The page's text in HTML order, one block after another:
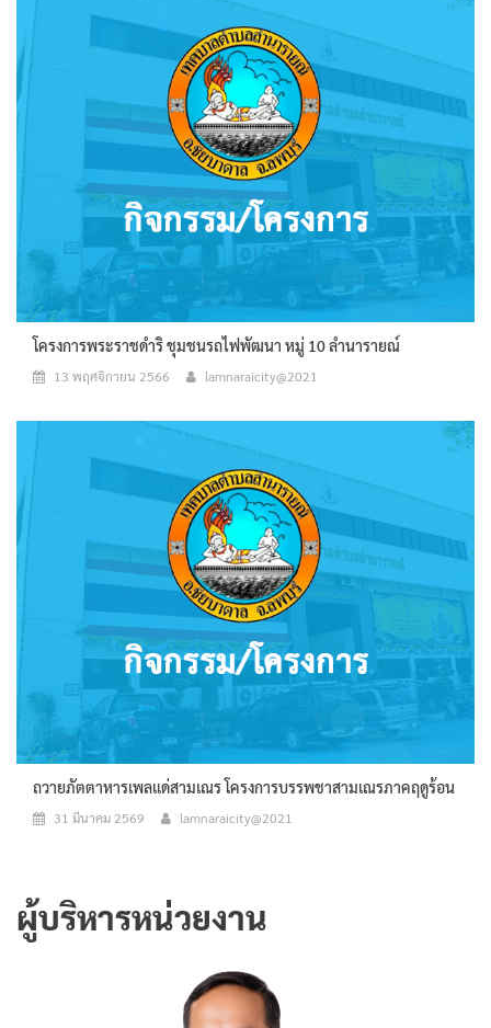
โครงการพระราชดำริ ชุมชนรถไฟพัฒนา หมู่ 10 ลำนารายณ์
13 พฤศจิกายน 2566 lamnaraicity@2021
ถวายภัตตาหารเพลแด่สามเณร โครงการบรรพชาสามเณรภาคฤดูร้อน
31 มีนาคม 2569 lamnaraicity@2021
ผู้บริหารหน่วยงาน